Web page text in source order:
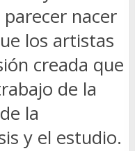
nacer
los artistas
creada que
de la
la
y el estudio.